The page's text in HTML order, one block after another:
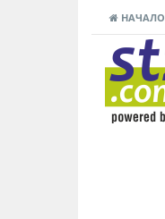
НАЧАЛО